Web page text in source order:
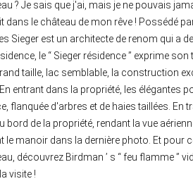
? Je sais que j'ai, mais je ne pouvais
le château de mon rêve ! Possédé
Sieger est un architecte de renom qui a
le “ Sieger résidence ” exprime son
taille, lac semblable, la construction
entrant dans la propriété, les élégantes
flanquée d'arbres et de haies taillées. En
de la propriété, rendant la vue
manoir dans la dernière photo. Et pour
découvrez Birdman ’ s “ feu flamme ”
visite !